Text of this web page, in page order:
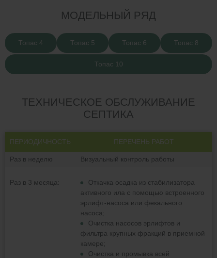
МОДЕЛЬНЫЙ РЯД
Топас 4 Топас 5 Топас 6 Топас 8
Топас 10
ТЕХНИЧЕСКОЕ ОБСЛУЖИВАНИЕ
СЕПТИКА
ПЕРИОДИЧНОСТЬ ПЕРЕЧЕНЬ РАБОТ
Раз в неделю Визуальный контроль работы
Раз в 3 месяца:
Откачка осадка из стабилизатора
активного ила с помощью встроенного
эрлифт-насоса или фекального
насоса;
Очистка насосов эрлифтов и
фильтра крупных фракций в приемной
камере;
Очистка и промывка всей